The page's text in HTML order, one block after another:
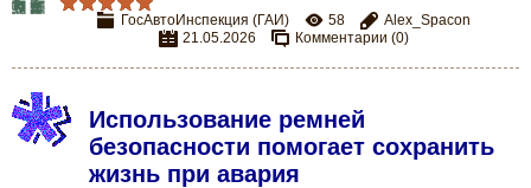
ГосАвтоИнспекция (ГАИ) 58
Alex_Spacon
21.05.2026
Комментарии (0)
Использование ремней
безопасности помогает сохранить
жизнь при авария